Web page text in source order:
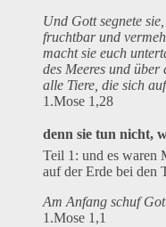
Und Gott segnete
fruchtbar und
macht sie euch
des Meeres und
alle Tiere, die sich
1.Mose 1,28
denn sie tun nicht,
Teil 1: und es waren
auf der Erde bei den
Am Anfang schuf
1.Mose 1,1